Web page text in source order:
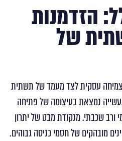
הזדמנות
של
עסקית לצד מעמד של תשתית
נמצאת בעיצומה של פתיחה
ורב שכבתי. מנקודת מבט של יתרון
מובהקים של חסמי כניסה גבוהים.